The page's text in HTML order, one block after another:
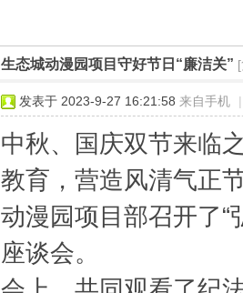
›
生态城动漫园项目守好节日“廉洁关”
发表于 2023-9-27 16:21:58 来自手机 |
中秋、国庆双节来临
教育，营造风清气正
动漫园项目部召开了“
座谈会。